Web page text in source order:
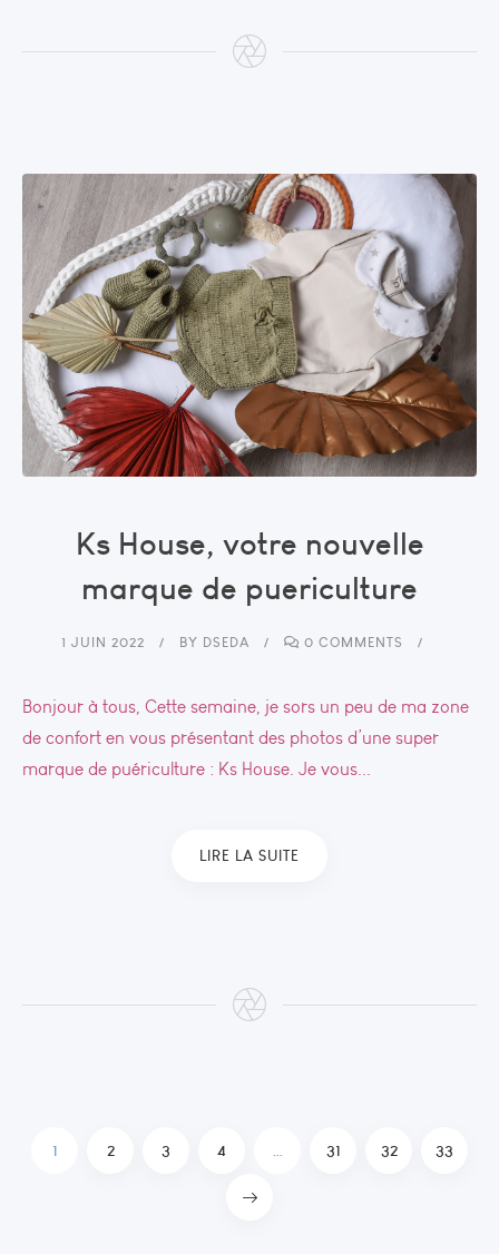
Ks House, votre nouvelle
marque de puericulture
1 JUIN 2022 BY DSEDA 0 COMMENTS
Bonjour à tous, Cette semaine, je sors un peu de ma zone
de confort en vous présentant des photos d’une super
marque de puériculture : Ks House. Je vous...
LIRE LA SUITE
1 2 3 4 … 31 32 33